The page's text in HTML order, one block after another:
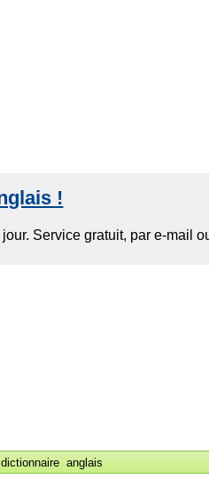
dictionnaire anglais